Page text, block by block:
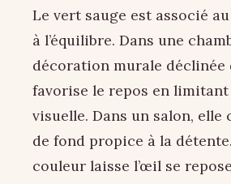
Le vert sauge est associé
à l’équilibre. Dans une
décoration murale déclinée
favorise le repos en
visuelle. Dans un salon, elle
de fond propice à la
couleur laisse l’œil se